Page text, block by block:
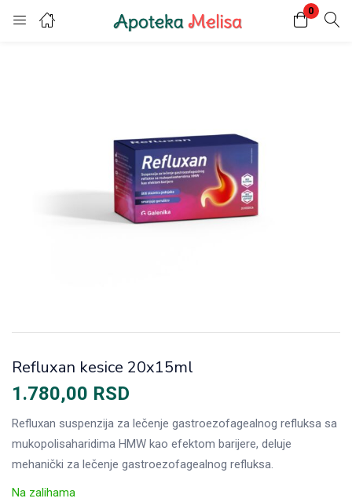
0
Login Register
Refluxan kesice 20x15ml
1.780,00 RSD
Refluxan suspenzija za lečenje gastroezofagealnog refluksa sa
mukopolisaharidima HMW kao efektom barijere, deluje
mehanički za lečenje gastroezofagealnog refluksa.
Na zalihama